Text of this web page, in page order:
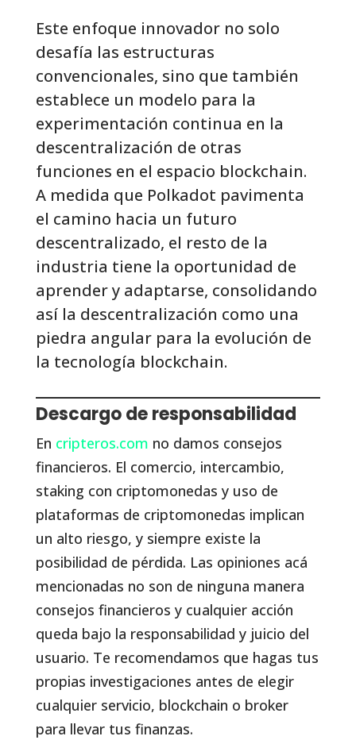
Este enfoque innovador no solo
desafía las estructuras
convencionales, sino que también
establece un modelo para la
experimentación continua en la
descentralización de otras
funciones en el espacio blockchain.
A medida que Polkadot pavimenta
el camino hacia un futuro
descentralizado, el resto de la
industria tiene la oportunidad de
aprender y adaptarse, consolidando
así la descentralización como una
piedra angular para la evolución de
la tecnología blockchain.
Descargo de responsabilidad
En cripteros.com no damos consejos
financieros. El comercio, intercambio,
staking con criptomonedas y uso de
plataformas de criptomonedas implican
un alto riesgo, y siempre existe la
posibilidad de pérdida. Las opiniones acá
mencionadas no son de ninguna manera
consejos financieros y cualquier acción
queda bajo la responsabilidad y juicio del
usuario. Te recomendamos que hagas tus
propias investigaciones antes de elegir
cualquier servicio, blockchain o broker
para llevar tus finanzas.